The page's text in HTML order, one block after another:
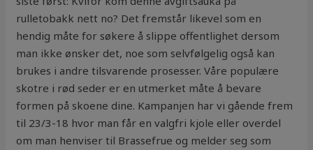
rulletobakk nett no? Det fremstår likevel som en
hendig måte for søkere å slippe offentlighet dersom
man ikke ønsker det, noe som selvfølgelig også kan
brukes i andre tilsvarende prosesser. Våre populære
skotre i rød seder er en utmerket måte å bevare
formen på skoene dine. Kampanjen har vi gående frem
til 23/3-18 hvor man får en valgfri kjole eller overdel
om man henviser til Brassefrue og melder seg som